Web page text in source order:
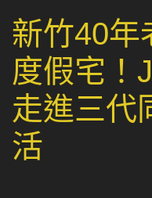
新竹40年
度假宅！
走進三代
活